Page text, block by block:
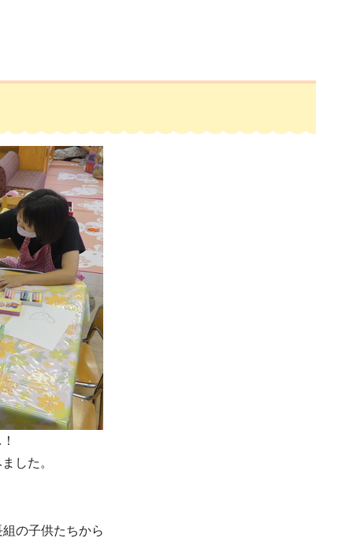
した。
の子供たちから